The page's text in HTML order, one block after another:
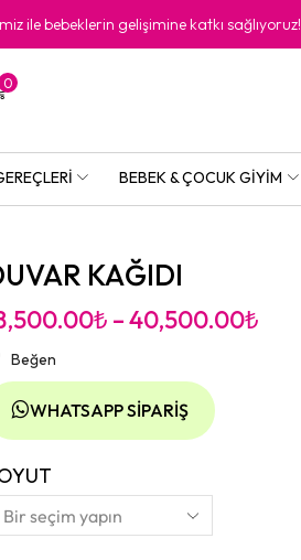
ile bebeklerin gelişimine katkı sağlıyoruz!
0
BEBEK & ÇOCUK GIYIM
KAĞIDI
₺ –40,500.00₺
Beğen
WHATSAPP SIPARIŞ